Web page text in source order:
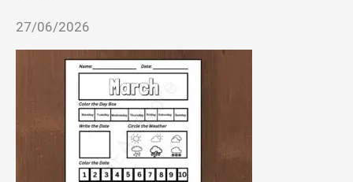
27/06/2026